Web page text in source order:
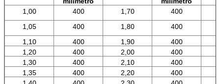
1,00
400 1,70 400
1,05
400 1,80 400
1,10
400 1,90 400
1,20
400 2,00 400
1,30
400 2,10 400
1,35
400 2,20 400